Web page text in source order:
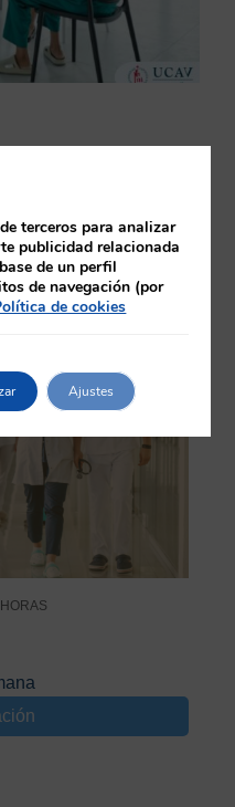
de la Salud
terceros para analizar
publicidad relacionada
de un perfil
de navegación (por
de cookies
Ajustes